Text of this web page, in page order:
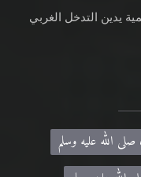
يدين التدخل الغربي
الله عليه وسلم